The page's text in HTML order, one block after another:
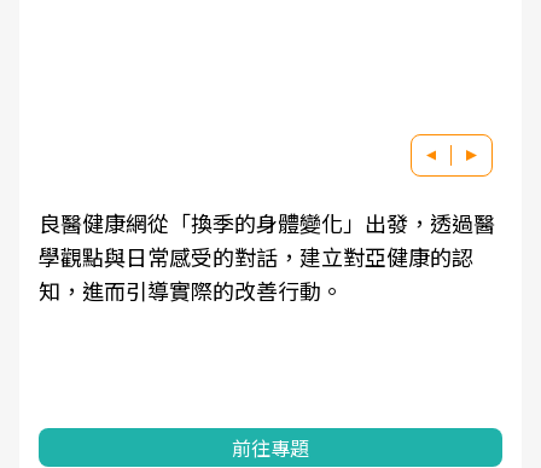
良醫健康網從「換季的身體變化」出發，透過醫
學觀點與日常感受的對話，建立對亞健康的認
知，進而引導實際的改善行動。
前往專題